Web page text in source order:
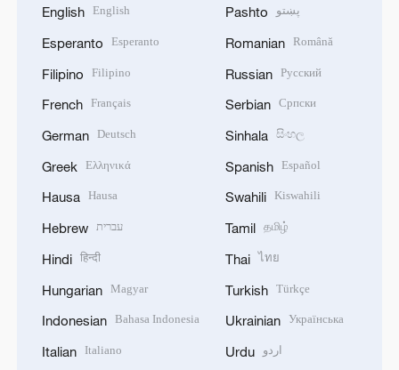
English English
Esperanto Esperanto
Filipino Filipino
French Français
German Deutsch
Greek Ελληνικά
Hausa Hausa
Hebrew עברית
Hindi हिन्दी
Hungarian Magyar
Indonesian Bahasa Indonesia
Italian Italiano
Pashto پښتو
Romanian Română
Russian Русский
Serbian Српски
Sinhala සිංහල
Spanish Español
Swahili Kiswahili
Tamil தமிழ்
Thai ไทย
Turkish Türkçe
Ukrainian Українська
Urdu اردو